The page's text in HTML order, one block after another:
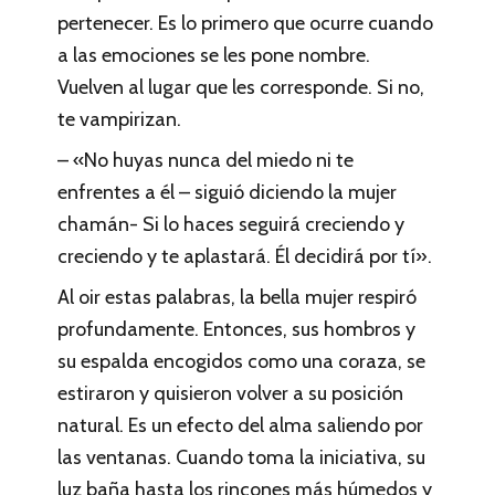
pertenecer. Es lo primero que ocurre cuando
a las emociones se les pone nombre.
Vuelven al lugar que les corresponde. Si no,
te vampirizan.
– «No huyas nunca del miedo ni te
enfrentes a él – siguió diciendo la mujer
chamán- Si lo haces seguirá creciendo y
creciendo y te aplastará. Él decidirá por tí».
Al oir estas palabras, la bella mujer respiró
profundamente. Entonces, sus hombros y
su espalda encogidos como una coraza, se
estiraron y quisieron volver a su posición
natural. Es un efecto del alma saliendo por
las ventanas. Cuando toma la iniciativa, su
luz baña hasta los rincones más húmedos y